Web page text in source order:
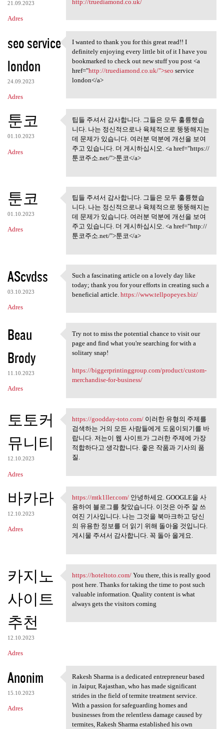
21.09.2023
Adres
http://truediamond.co.uk/
seo service
london
24.09.2023
Adres
I wanted to thank you for
I wanted to thank you for this great read!! I
definitely enjoying every little bit of it I have you
bookmarked to check out new stuff you post <a
href="http://truediamond.co.uk/">seo service
london</a>
툰코
01.10.2023
Adres
팁들 주셔서 감사합니다. 그들은
모두 훌륭했습니다.
팁들 주셔서 감사합니다. 그들은 모두 훌륭했습
니다. 나는 정신적으로나 육체적으로 뚱뚱해지는
데 문제가 있습니다. 여러분 덕분에 개선을 보여
주고 있습니다. 더 게시하십시오. <a href="https://
툰코주소.net/">툰코</a>
툰코
01.10.2023
Adres
팁들 주셔서 감사합니다. 그들은
모두 훌륭했습니다.
팁들 주셔서 감사합니다. 그들은 모두 훌륭했습
니다. 나는 정신적으로나 육체적으로 뚱뚱해지는
데 문제가 있습니다. 여러분 덕분에 개선을 보여
주고 있습니다. 더 게시하십시오. <a href="http://
툰코주소.net/">툰코</a>
AScvdss
03.10.2023
Adres
Such a fascinating article on
Such a fascinating article on a lovely day like
today; thank you for your efforts in creating such a
beneficial article. https://www.tellpopeyes.biz/
Beau
Brody
11.10.2023
Adres
Try not to miss the potential
Try not to miss the potential chance to visit our
page and find what you're searching for with a
solitary snap!
https://biggerprintinggroup.com/product/custom-
merchandise-for-business/
토토커
뮤니티
12.10.2023
Adres
https://goodday-toto.com/ 이러한
https://goodday-toto.com/이러한 유형의 주제를
검색하는 거의 모든 사람들에게 도움이되기를 바
랍니다. 저는이 웹 사이트가 그러한 주제에 가장
적합하다고 생각합니다. 좋은 작품과 기사의 품
질.
바카라
12.10.2023
Adres
https://mtk1ller.com/ 안녕하세요.
https://mtk1ller.com/안녕하세요. GOOGLE을 사
용하여 블로그를 찾았습니다. 이것은 아주 잘 쓰
여진 기사입니다. 나는 그것을 북마크하고 당신
의 유용한 정보를 더 읽기 위해 돌아올 것입니다.
게시물 주셔서 감사합니다. 꼭 돌아 올게요.
카지노
사이트
추천
12.10.2023
Adres
https://hoteltoto.com/ You
https://hoteltoto.com/You there, this is really good
post here. Thanks for taking the time to post such
valuable information. Quality content is what
always gets the visitors coming
Anonim
15.10.2023
Adres
Rakesh Sharma is a dedicated
Rakesh Sharma is a dedicated entrepreneur based
in Jaipur, Rajasthan, who has made significant
strides in the field of termite treatment service.
With a passion for safeguarding homes and
businesses from the relentless damage caused by
termites, Rakesh Sharma established his own